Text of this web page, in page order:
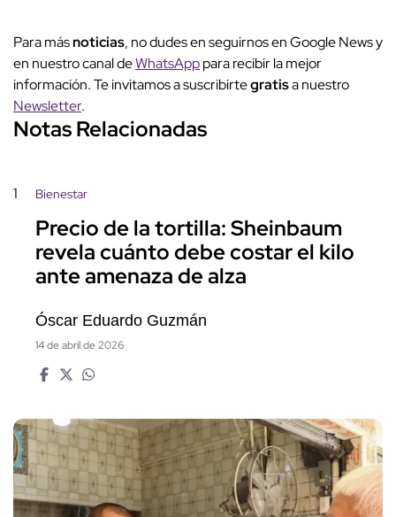
Para másnoticias, no dudes en seguirnos en Google News y
en nuestro canal deWhatsApppara recibir la mejor
información. Te invitamos a suscribirtegratisa nuestro
Newsletter.
Notas Relacionadas
1 Bienestar
Precio de la tortilla: Sheinbaum
revela cuánto debe costar el kilo
ante amenaza de alza
Óscar Eduardo Guzmán
14 de abril de 2026